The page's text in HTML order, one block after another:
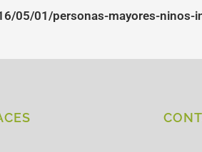
05/01/personas-mayores-ninos-